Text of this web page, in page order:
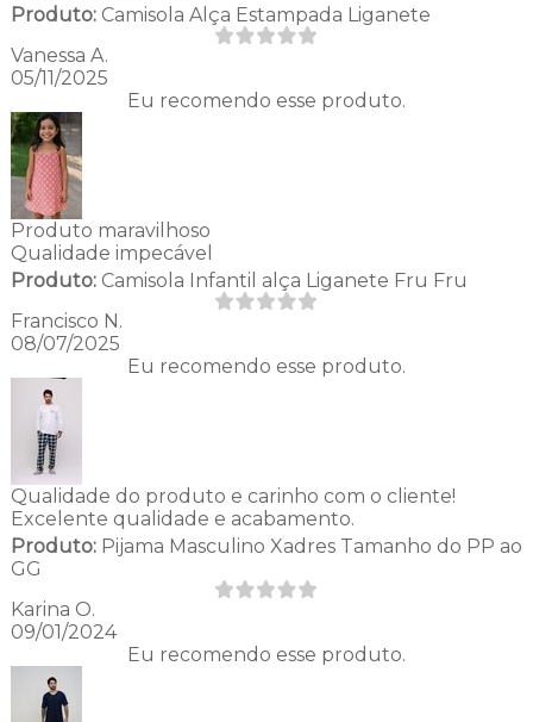
Produto:Camisola Alça Estampada Liganete
Vanessa A.
05/11/2025
Eu recomendo esse produto.
Produto maravilhoso
Qualidade impecável
Produto:Camisola Infantil alça Liganete Fru Fru
Francisco N.
08/07/2025
Eu recomendo esse produto.
Qualidade do produto e carinho com o cliente!
Excelente qualidade e acabamento.
Produto:Pijama Masculino Xadres Tamanho do PP ao
GG
Karina O.
09/01/2024
Eu recomendo esse produto.